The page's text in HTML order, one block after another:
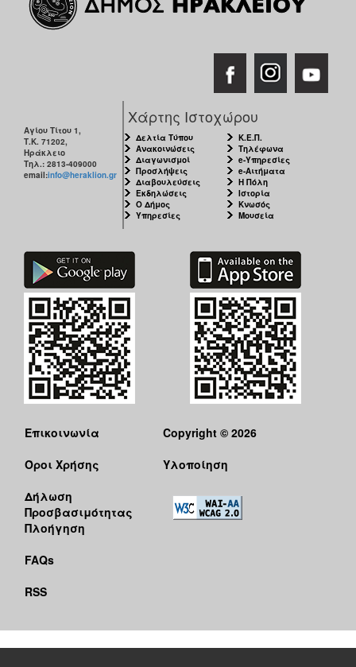
Αγίου Τίτου 1,
Τ.Κ. 71202,
Ηράκλειο
Τηλ.: 2813-409000
email:info@heraklion.gr
Χάρτης Ιστοχώρου
Δελτία Τύπου
Ανακοινώσεις
Διαγωνισμοί
Προσλήψεις
Διαβουλεύσεις
Εκδηλώσεις
Ο Δήμος
Υπηρεσίες
Κ.Ε.Π.
Τηλέφωνα
e-Υπηρεσίες
e-Αιτήματα
Η Πόλη
Ιστορία
Κνωσός
Μουσεία
Επικοινωνία
Όροι Χρήσης
Δήλωση
Προσβασιμότητας
Πλοήγηση
FAQs
RSS
Copyright © 2026
Υλοποίηση